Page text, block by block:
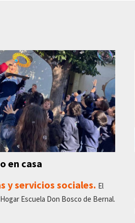
en casa
y servicios sociales. El
Escuela Don Bosco de Bernal.